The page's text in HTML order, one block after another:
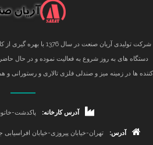
شرکت تولیدی آریان صنعت
دستگاه های به روز شروع به فعالیت نموده و در حال حاضر
کننده ها در زمینه میز و صندلی فلزی تالاری و
آدرس کارخانه: پاکدشت-
آدرس: تهران-خیابان پیروزی-خیابان